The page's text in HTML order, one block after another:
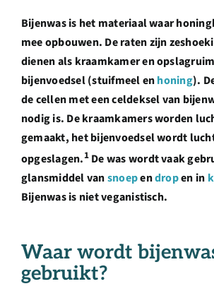
Doe ook mee
Over ons
Ondernemer
Contact
Shop
Bijenwas is het materiaal waar
mee opbouwen. De raten zijn
dienen als kraamkamer en
bijenvoedsel (stuifmeel enhoning).
de cellen met een celdeksel van
nodig is. De kraamkamers worden
gemaakt, het bijenvoedsel wordt
opgeslagen.1De was wordt vaak
glansmiddel vansnoependropen in
Bijenwas is niet veganistisch.
Waar wordt
gebruikt?